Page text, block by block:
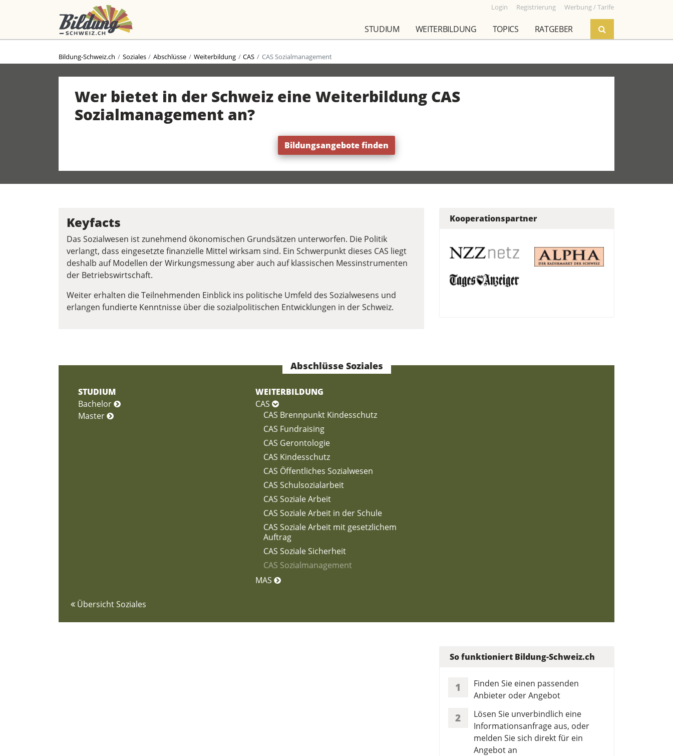
Login Registrierung Werbung / Tarife
STUDIUM WEITERBILDUNG TOPICS RATGEBER
Bildung-Schweiz.ch Soziales Abschlüsse Weiterbildung CAS CAS Sozialmanagement
Wer bietet in der Schweiz eine Weiterbildung CAS
Sozialmanagement an?
Bildungsangebote finden
Keyfacts
Das Sozialwesen ist zunehmend ökonomischen Grundsätzen unterworfen. Die Politik
verlangt, dass eingesetzte finanzielle Mittel wirksam sind. Ein Schwerpunkt dieses CAS liegt
deshalb auf Modellen der Wirkungsmessung aber auch auf klassischen Messinstrumenten
der Betriebswirtschaft.
Weiter erhalten die Teilnehmenden Einblick ins politische Umfeld des Sozialwesens und
erlangen fundierte Kenntnisse über die sozialpolitischen Entwicklungen in der Schweiz.
Kooperationspartner
Abschlüsse Soziales
STUDIUM
Bachelor
Master
WEITERBILDUNG
CAS
CAS Brennpunkt Kindesschutz
CAS Fundraising
CAS Gerontologie
CAS Kindesschutz
CAS Öffentliches Sozialwesen
CAS Schulsozialarbeit
CAS Soziale Arbeit
CAS Soziale Arbeit in der Schule
CAS Soziale Arbeit mit gesetzlichem
Auftrag
CAS Soziale Sicherheit
CAS Sozialmanagement
MAS
Übersicht Soziales
So funktioniert Bildung-Schweiz.ch
1
Finden Sie einen passenden
Anbieter oder Angebot
2
Lösen Sie unverbindlich eine
Informationsanfrage aus, oder
melden Sie sich direkt für ein
Angebot an